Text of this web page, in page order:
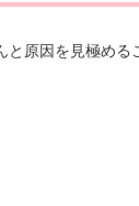
原因を見極める